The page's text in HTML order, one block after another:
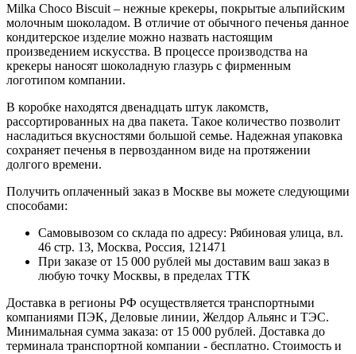
Milka Choco Biscuit – нежные крекеры, покрытые альпийским
молочным шоколадом. В отличие от обычного печенья данное
кондитерское изделие можно назвать настоящим
произведением искусства. В процессе производства на
крекеры наносят шоколадную глазурь с фирменным
логотипом компании.
В коробке находятся двенадцать штук лакомств,
рассортированных на два пакета. Такое количество позволит
насладиться вкусностями большой семье. Надежная упаковка
сохраняет печенья в первозданном виде на протяжении
долгого времени.
Получить оплаченный заказ в Москве вы можете следующими
способами:
Самовывозом со склада по адресу: Рябиновая улица, вл.
46 стр. 13, Москва, Россия, 121471
При заказе от 15 000 рублей мы доставим ваш заказ в
любую точку Москвы, в пределах ТТК
Доставка в регионы РФ осуществляется транспортными
компаниями ПЭК, Деловые линии, Желдор Альянс и ТЭС.
Минимальная сумма заказа: от 15 000 рублей. Доставка до
терминала транспортной компании - бесплатно. Стоимость и